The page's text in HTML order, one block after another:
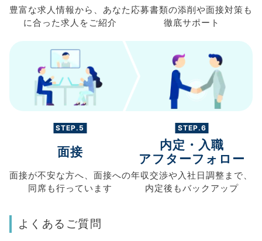
豊富な求人情報から、 あなた
に合った求人を ご紹介
応募書類の添削や面接対策も
徹底サポート
STEP.5
面接
面接が不安な方へ、 面接への
同席も行っています
STEP.6
内定・入職
アフターフォロー
年収交渉や入社日調整まで、
内定後もバックアップ
よくあるご質問